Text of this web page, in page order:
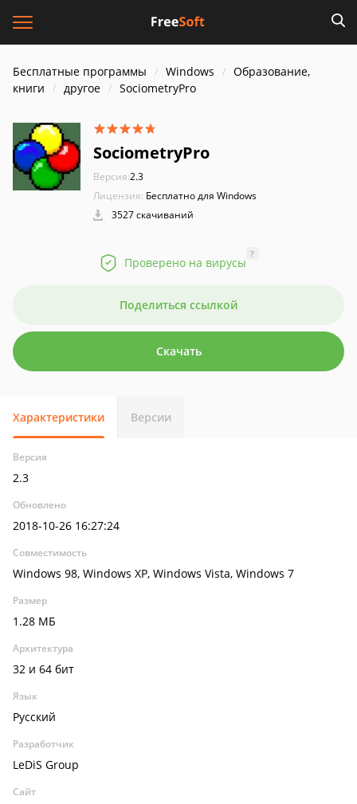
Бесплатные программы Windows
Образование,
книги
другое SociometryPro
SociometryPro
Версия:2.3
Лицензия: Бесплатно для Windows
3527 скачиваний
Проверено на вирусы
?
Поделиться ссылкой
Скачать
Характеристики Версии
Версия
2.3
Обновлено
2018-10-26 16:27:24
Совместимость
Windows 98, Windows XP, Windows Vista, Windows 7
Размер
1.28 МБ
Архитектура
32 и 64 бит
Язык
Русский
Разработчик
LeDiS Group
Сайт